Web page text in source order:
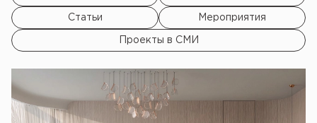
Статьи Мероприятия
Проекты в СМИ